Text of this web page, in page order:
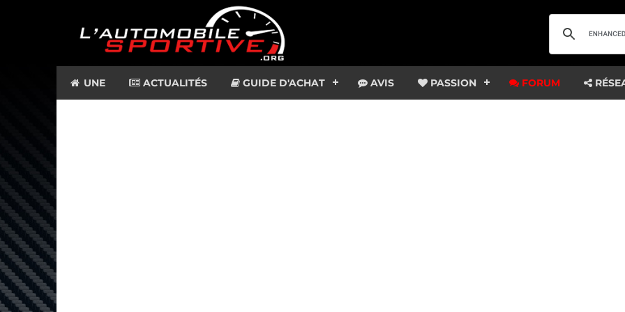
UNE ACTUALITÉS GUIDE D'ACHAT AVIS PASSION FORUM